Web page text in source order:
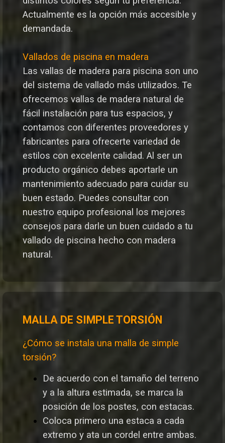
Actualmente es la opción más accesible y
demandada.
Vallados de piscina en madera
Las vallas de madera para piscina son uno
del sistema de vallado más utilizados. Te
ofrecemos vallas de madera natural de
fácil instalación para tus espacios, y
contamos con diferentes proveedores y
fabricantes para ofrecerte variedad de
estilos con excelente calidad. Al ser un
producto orgánico debes aportarle un
mantenimiento adecuado para cuidar su
buen estado. Puedes consultar con
nuestro equipo profesional los mejores
consejos para darle un buen cuidado a tu
vallado de piscina hecho con madera
natural.
MALLA DE SIMPLE TORSIÓN
¿Cómo se instala una malla de simple
torsión?
De acuerdo con el tamaño del terreno
y a la altura estimada, se marca la
posición de los postes, con estacas.
Coloca primero una estaca a cada
extremo y ata un cordel entre ambas.